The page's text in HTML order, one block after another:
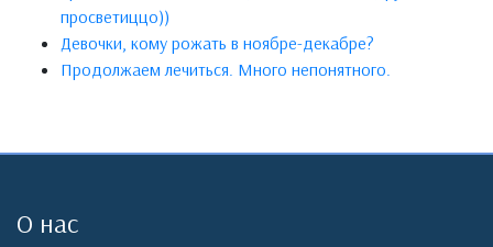
просветиццо))
Девочки, кому рожать в ноябре-декабре?
Продолжаем лечиться. Много непонятного.
О нас